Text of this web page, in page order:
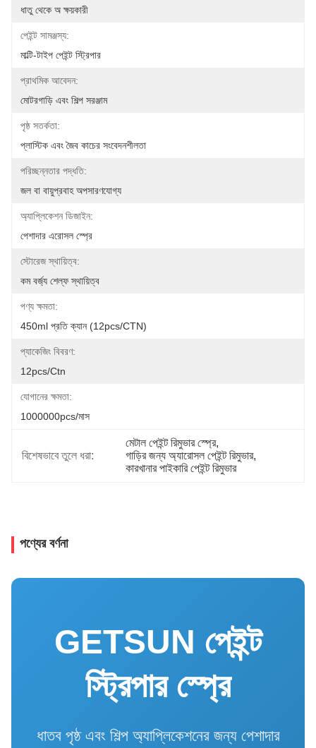
ধাতু থেকে অ ক্ষয়কারী
পেইন্ট সামঞ্জস্য:
মাল্টি-টাইপ পেইন্ট স্ট্রিপার
প্রাথমিক আবেদন:
মোটরগাড়ি এবং শিল্প সরঞ্জাম
পৃষ্ঠ সতর্কতা:
প্লাস্টিক এবং জৈব কাচের সংবেদনশীলতা
পরিচ্ছন্নতার পদ্ধতি:
জল বা বায়ুপ্রবাহ অপসারণযোগ্য
অ্যাপ্লিকেশন ডিজাইন:
পেশাদার এরোসল স্প্রে
স্টোরেজ স্থায়িত্ব:
কম বর্জ্য শেল্ফ স্থায়িত্ব
পণ্য ক্ষমতা:
450ml প্রতি ক্যান (12pcs/CTN)
প্যাকেজিং বিবরণ:
12pcs/ctn
যোগানের ক্ষমতা:
1000000pcs/মাস
বিশেষভাবে তুলে ধরা:
মেটাল পেইন্ট রিমুভার স্প্রে,
গাড়ির জন্য অ্যারোসল পেইন্ট রিমুভার,
কারখানার পাইকারি পেইন্ট রিমুভার
পণ্যের বর্ণনা
GETSUN পেইন্ট
স্ট্রিপার স্প্রে
ধাতব পৃষ্ঠ এবং শিল্প অ্যাপ্লিকেশনের জন্য পেশাদার